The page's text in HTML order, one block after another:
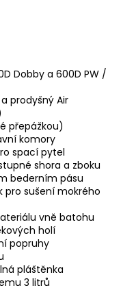
Dobby a 600D PW /
prodyšný Air
přepážkou)
komory
spací pytel
shora a zboku
bederním pásu
pro sušení mokrého
vně batohu
holí
popruhy
pláštěnka
3 litrů